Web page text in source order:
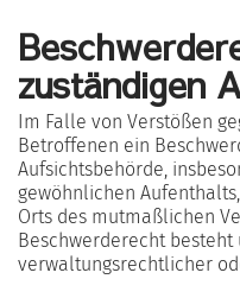
zuständigen
Im Falle von Verstößen
Betroffenen ein
Aufsichtsbehörde,
gewöhnlichen
Orts des mutmaßlichen
Beschwerderecht
verwaltungsrechtlicher